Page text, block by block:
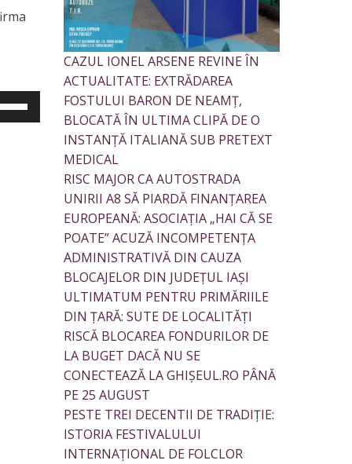
CAZUL IONEL ARSENE REVINE ÎN
ACTUALITATE: EXTRĂDAREA
FOSTULUI BARON DE NEAMȚ,
BLOCATĂ ÎN ULTIMA CLIPĂ DE O
INSTANȚĂ ITALIANĂ SUB PRETEXT
MEDICAL
RISC MAJOR CA AUTOSTRADA
UNIRII A8 SĂ PIARDĂ FINANȚAREA
EUROPEANĂ: ASOCIAȚIA „HAI CĂ SE
POATE” ACUZĂ INCOMPETENȚA
ADMINISTRATIVĂ DIN CAUZA
BLOCAJELOR DIN JUDEȚUL IAȘI
ULTIMATUM PENTRU PRIMĂRIILE
DIN ȚARĂ: SUTE DE LOCALITĂȚI
RISCĂ BLOCAREA FONDURILOR DE
LA BUGET DACĂ NU SE
CONECTEAZĂ LA GHIȘEUL.RO PÂNĂ
PE 25 AUGUST
PESTE TREI DECENTII DE TRADIȚIE:
ISTORIA FESTIVALULUI
INTERNAȚIONAL DE FOLCLOR